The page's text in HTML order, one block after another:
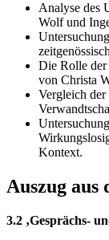
Analyse des
Wolf und
Die Rolle der
von Christa
Vergleich der
Kontext.
Auszug aus
3.2 ‚Gesprächs-